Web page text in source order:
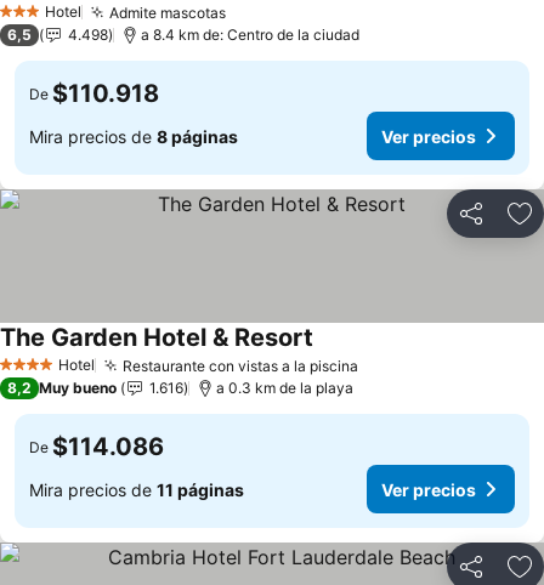
3 Estrellas
Hotel Admite mascotas
6,5 4.498 a 8.4 km de: Centro de la ciudad
De $110.918
Mira precios de 8 páginas Ver precios
Compartir
4 EstrellasHotel Restaurante con vistas a la piscina
The Garden Hotel & Resort
8,2 Muy bueno 1.616 a 0.3 km de la playa
De $114.086
Mira precios de 11 páginas Ver precios
Compartir